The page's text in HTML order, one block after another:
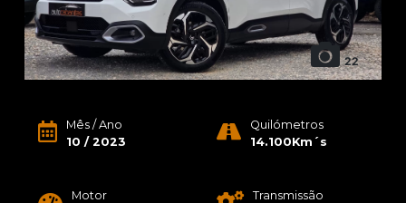
22
Mês / Ano
10 / 2023
Quilómetros
14.100Km´s
Motor
Transmissão